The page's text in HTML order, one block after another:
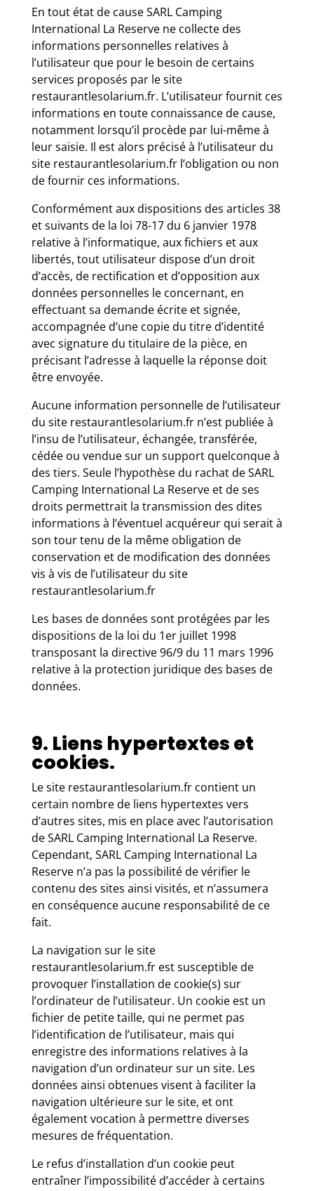
En tout état de cause SARL Camping
International La Reserve ne collecte des
informations personnelles relatives à
l’utilisateur que pour le besoin de certains
services proposés par le site
restaurantlesolarium.fr. L’utilisateur fournit ces
informations en toute connaissance de cause,
notamment lorsqu’il procède par lui-même à
leur saisie. Il est alors précisé à l’utilisateur du
site restaurantlesolarium.fr l’obligation ou non
de fournir ces informations.
Conformément aux dispositions des articles 38
et suivants de la loi 78-17 du 6 janvier 1978
relative à l’informatique, aux fichiers et aux
libertés, tout utilisateur dispose d’un droit
d’accès, de rectification et d’opposition aux
données personnelles le concernant, en
effectuant sa demande écrite et signée,
accompagnée d’une copie du titre d’identité
avec signature du titulaire de la pièce, en
précisant l’adresse à laquelle la réponse doit
être envoyée.
Aucune information personnelle de l’utilisateur
du site restaurantlesolarium.fr n’est publiée à
l’insu de l’utilisateur, échangée, transférée,
cédée ou vendue sur un support quelconque à
des tiers. Seule l’hypothèse du rachat de SARL
Camping International La Reserve et de ses
droits permettrait la transmission des dites
informations à l’éventuel acquéreur qui serait à
son tour tenu de la même obligation de
conservation et de modification des données
vis à vis de l’utilisateur du site
restaurantlesolarium.fr
Les bases de données sont protégées par les
dispositions de la loi du 1er juillet 1998
transposant la directive 96/9 du 11 mars 1996
relative à la protection juridique des bases de
données.
9. Liens hypertextes et
cookies.
Le site restaurantlesolarium.fr contient un
certain nombre de liens hypertextes vers
d’autres sites, mis en place avec l’autorisation
de SARL Camping International La Reserve.
Cependant, SARL Camping International La
Reserve n’a pas la possibilité de vérifier le
contenu des sites ainsi visités, et n’assumera
en conséquence aucune responsabilité de ce
fait.
La navigation sur le site
restaurantlesolarium.fr est susceptible de
provoquer l’installation de cookie(s) sur
l’ordinateur de l’utilisateur. Un cookie est un
fichier de petite taille, qui ne permet pas
l’identification de l’utilisateur, mais qui
enregistre des informations relatives à la
navigation d’un ordinateur sur un site. Les
données ainsi obtenues visent à faciliter la
navigation ultérieure sur le site, et ont
également vocation à permettre diverses
mesures de fréquentation.
Le refus d’installation d’un cookie peut
entraîner l’impossibilité d’accéder à certains